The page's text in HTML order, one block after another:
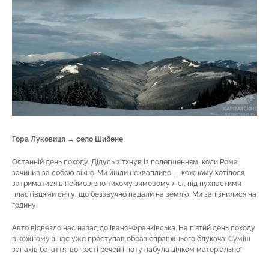
Гора Луковиця → село Шибене
Останній день походу. Дідусь зітхнув із полегшенням, коли Рома
зачинив за собою вікно. Ми йшли неквапливо — кожному хотілося
затриматися в неймовірно тихому зимовому лісі, під пухнастими
пластівцями снігу, що беззвучно падали на землю. Ми запізнилися на
годину.
Авто відвезло нас назад до Івано-Франківська. На п’ятий день походу
в кожному з нас уже проступав образ справжнього блукача. Суміш
запахів багаття, вогкості речей і поту набула цілком матеріальної